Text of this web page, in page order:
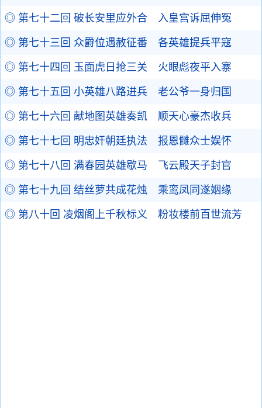
◎ 第七十二回 破长安里应外合 入皇宫诉屈伸冤
◎ 第七十三回 众爵位遇赦征番 各英雄提兵平寇
◎ 第七十四回 玉面虎日抢三关 火眼彪夜平入寨
◎ 第七十五回 小英雄八路进兵 老公爷一身归国
◎ 第七十六回 献地图英雄奏凯 顺天心豪杰收兵
◎ 第七十七回 明忠奸朝廷执法 报恩雠众士娱怀
◎ 第七十八回 满春园英雄歇马 飞云殿天子封官
◎ 第七十九回 结丝萝共成花烛 乘鸾凤同遂姻缘
◎ 第八十回 凌烟阁上千秋标义 粉妆楼前百世流芳